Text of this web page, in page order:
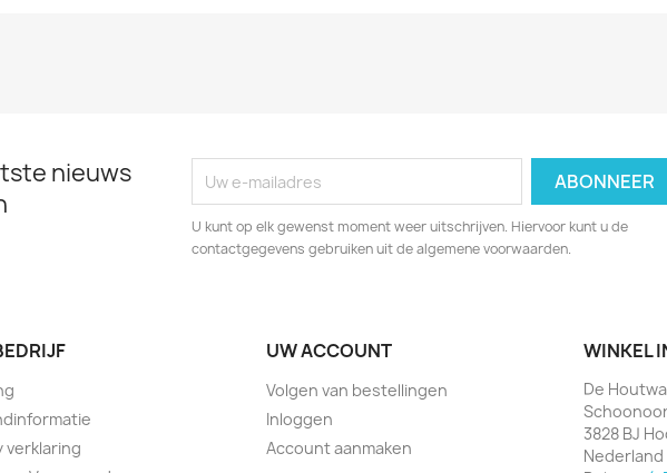
nieuws
U kunt op elk gewenst moment weer uitschrijven. Hiervoor kunt u de
contactgegevens gebruiken uit de algemene voorwaarden.
verklaring
UW ACCOUNT
Volgen van bestellingen
Inloggen
Account aanmaken
WINKEL
De
3828 BJ
Nederland